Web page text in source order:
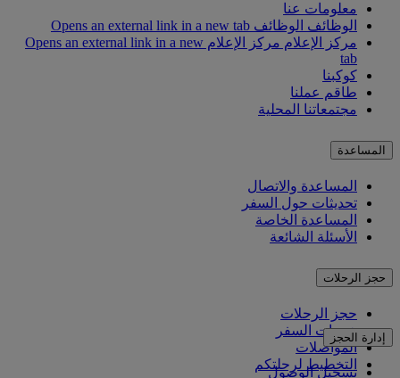
معلومات عنا
الوظائف الوظائف Opens an external link in a new tab
مركز الإعلام
مركز الإعلام Opens an external link in a new
tab
كوكبنا
طاقم عملنا
مجتمعاتنا المحلية
المساعدة
المساعدة والاتصال
تحديثات حول السفر
المساعدة الخاصة
الأسئلة الشائعة
حجز الرحلات
حجز الرحلات
خدمات السفر
المواصلات
التخطيط لرحلتكم
إدارة الحجز
تسجيل الوصول